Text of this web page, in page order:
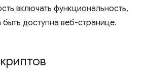
включать функциональность,
доступна веб-странице.